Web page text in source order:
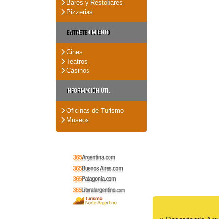
Bares y Restobares
Pizzerias
ENTRETENIMIENTO
Cines
Teatros
Casinos
INFORMACIÓN ÚTIL
Oficinas de Turismo
Museos